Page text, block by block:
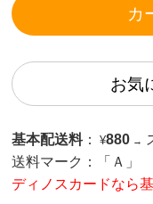
カ
お気
基本配送料 ： ¥880 →
送料マーク：
「Ａ」
ディノスカードなら